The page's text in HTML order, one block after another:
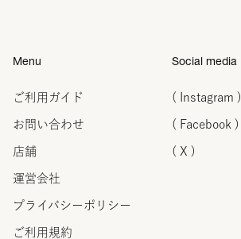
Menu
ご利用ガイド
お問い合わせ
店舗
運営会社
プライバシーポリシー
ご利用規約
Social media
( Instagram )
( Facebook )
( X )